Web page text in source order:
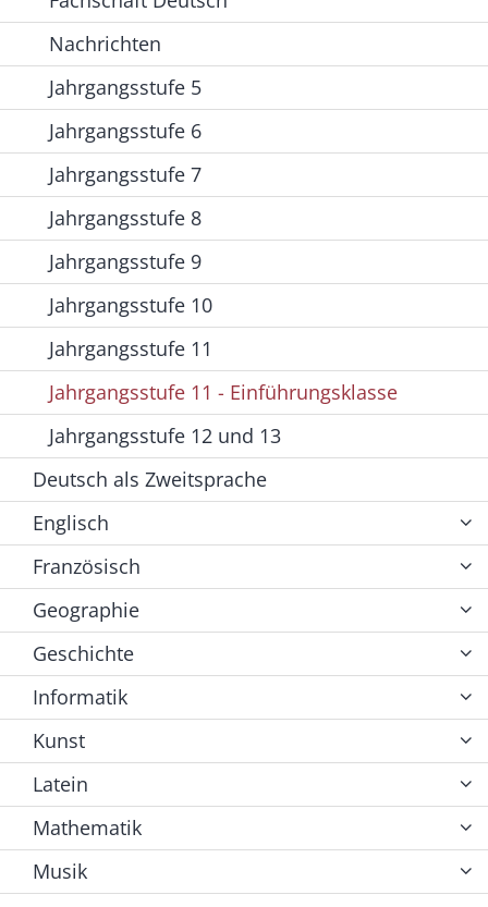
Nachrichten
Jahrgangsstufe 5
Jahrgangsstufe 6
Jahrgangsstufe 7
Jahrgangsstufe 8
Jahrgangsstufe 9
Jahrgangsstufe 10
Jahrgangsstufe 11
Jahrgangsstufe 11 - Einführungsklasse
Jahrgangsstufe 12 und 13
Deutsch als Zweitsprache
Englisch
Französisch
Geographie
Geschichte
Informatik
Kunst
Latein
Mathematik
Musik